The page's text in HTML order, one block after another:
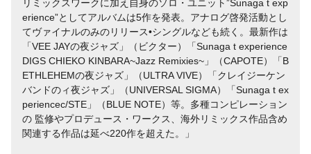
リミックスワークに加え自身のソロ・ユニット”Sunaga t exp
erience”としてアルバムは5作を発表。アナログ啓発活動とし
てヴァイナルのみのリリース•シングルなども続く。最新作は
「VEE JAYの夜ジャズ」（ビクター）「Sunaga t experience
DIGS CHIEKO KINBARA~Jazz Remixies~」（CAPOTE）「B
ETHLEHEMの夜ジャズ」（ULTRA VIVE）「クレイジーケン
バンドのィ夜ジャズ」（UNIVERSAL SIGMA）「Sunaga t ex
periencec/STE」（BLUE NOTE）等。多種コンピレーション
の 監修やプロデュース・ワークス、海外リミックス作品含め
関連する作品は延べ220作を超えた。